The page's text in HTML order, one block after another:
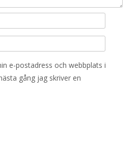
e-postadress och webbplats i
gång jag skriver en